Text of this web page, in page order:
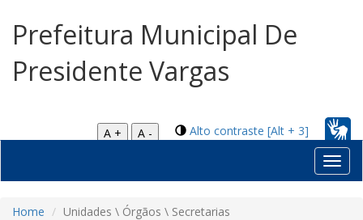
Prefeitura Municipal De
Presidente Vargas
Alto contraste [Alt + 3]
A +
A -
Home Unidades \ Órgãos \ Secretarias